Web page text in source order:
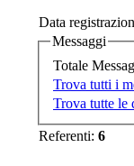
Data
Messaggi
Totale
Trova tutti i
Trova tutte le
Referenti: 6